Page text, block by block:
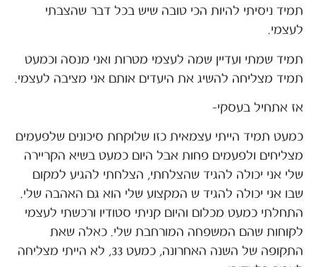
תמיד ניסיתי להיות הכי טובה שיש בכל דבר שהצבתי
לעצמי.
תמיד שמתי ועדיין שמה לעצמי מטרות ואני מנסה וכמעט
תמיד מצליחה להשיג את היעדים אותם אני מציבה לעצמי.
אז אתחיל בעסקי-
כמעט תמיד הייתי עצמאית כזו שלוקחת סיכונים שלפעמים
מצליחים ולפעמים פחות אבל היום כמעט בשיא הקריירה
שלי אני יכולה להגיד שהצלחתי, הצלחתי להגיע למקום
שבו אני יכולה להגיד ש המקצוע שלי הוא גם האהבה שלי.
התחלתי כמעט מכלום והיום קניתי סטודיו ורכשתי לעצמי
לקוחות שהם המשפחה המורחבת שלי. כאלה שאת
התקופה של השנה האחרונה, כמעט 33, לא הייתי מצליחה